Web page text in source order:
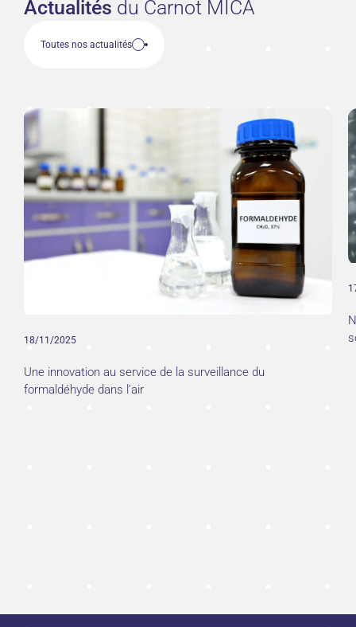
Actualités du Carnot MICA
Toutes nos actualités
18/11/2025
Une innovation au service de la surveillance du
formaldéhyde dans l’air